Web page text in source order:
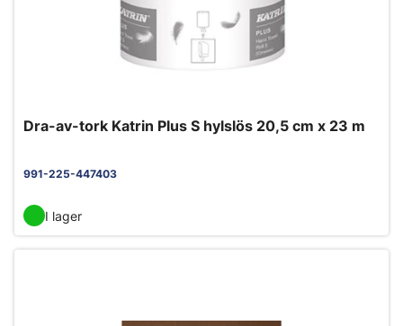
Dra-av-tork Katrin Plus S hylslös 20,5 cm x 23 m
991-225-447403
I lager